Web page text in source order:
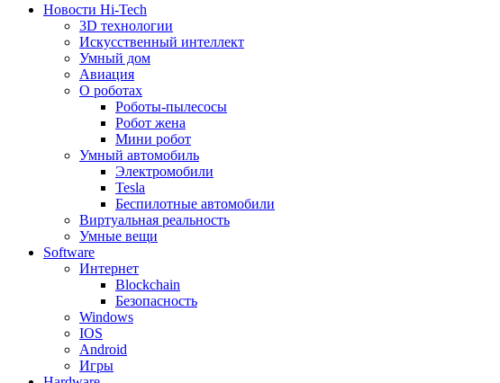
Новости Hi-Tech
3D технологии
Искусственный интеллект
Умный дом
Авиация
О роботах
Роботы-пылесосы
Робот жена
Мини робот
Умный автомобиль
Электромобили
Tesla
Беспилотные автомобили
Виртуальная реальность
Умные вещи
Software
Интернет
Blockchain
Безопасность
Windows
IOS
Android
Игры